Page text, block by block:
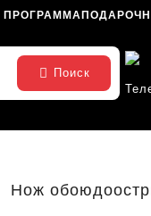
ПРОГРАММА
Поиск
Нож